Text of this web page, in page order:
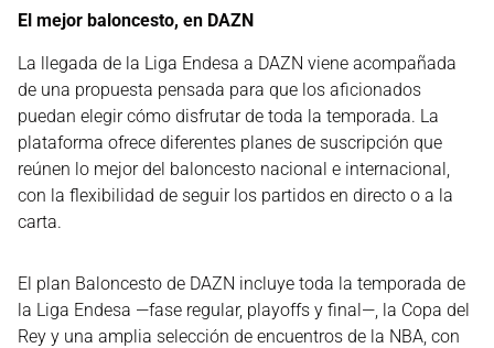
El mejor baloncesto, en DAZN
La llegada de la Liga Endesa a DAZN viene acompañada
de una propuesta pensada para que los aficionados
puedan elegir cómo disfrutar de toda la temporada. La
plataforma ofrece diferentes planes de suscripción que
reúnen lo mejor del baloncesto nacional e internacional,
con la flexibilidad de seguir los partidos en directo o a la
carta.
El plan Baloncesto de DAZN incluye toda la temporada de
la Liga Endesa —fase regular, playoffs y final—, la Copa del
Rey y una amplia selección de encuentros de la NBA, con